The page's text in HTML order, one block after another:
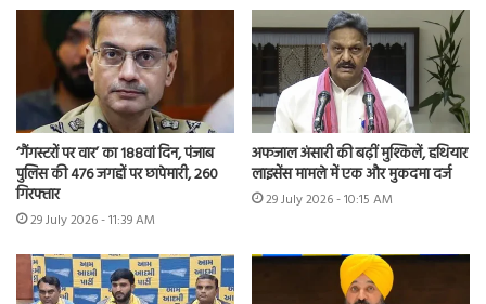
‘गैंगस्टरों पर वार’ का 188वां दिन, पंजाब
पुलिस की 476 जगहों पर छापेमारी, 260
गिरफ्तार
29 July 2026 - 11:39 AM
अफजाल अंसारी की बढ़ीं मुश्किलें, हथियार
लाइसेंस मामले में एक और मुकदमा दर्ज
29 July 2026 - 10:15 AM